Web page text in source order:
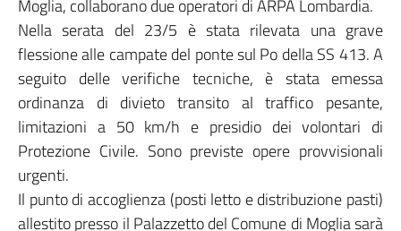
Moglia, collaborano due operatori di ARPA Lombardia.
Nella serata del 23/5 è stata rilevata una grave
flessione alle campate del ponte sul Po della SS 413. A
seguito delle verifiche tecniche, è stata emessa
ordinanza di divieto transito al traffico pesante,
limitazioni a 50 km/h e presidio dei volontari di
Protezione Civile. Sono previste opere provvisionali
urgenti.
Il punto di accoglienza (posti letto e distribuzione pasti)
allestito presso il Palazzetto del Comune di Moglia sarà